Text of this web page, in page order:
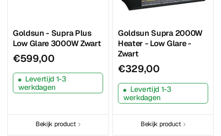
Goldsun - Supra Plus
Low Glare 3000W Zwart
€599,00
Levertijd 1-3
werkdagen
Bekijk product
Goldsun Supra 2000W
Heater - Low Glare -
Zwart
€329,00
Levertijd 1-3
werkdagen
Bekijk product